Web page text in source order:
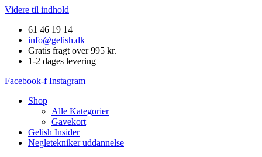
Videre til indhold
61 46 19 14
info@gelish.dk
Gratis fragt over 995 kr.
1-2 dages levering
Facebook-f Instagram
Shop
Alle Kategorier
Gavekort
Gelish Insider
Negletekniker uddannelse